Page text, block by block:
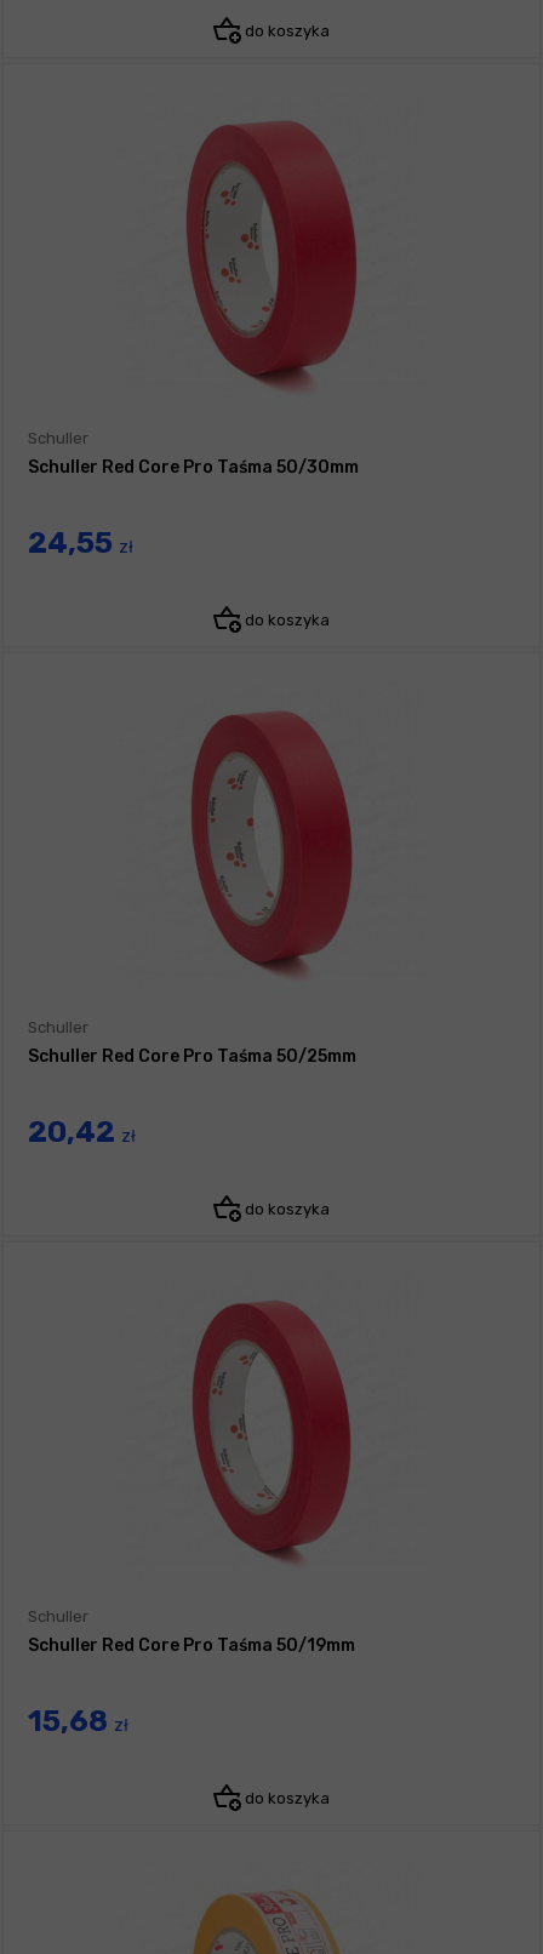
do koszyka
Schuller
Schuller Red Core Pro Taśma 50/30mm
24,55 zł
do koszyka
Schuller
Schuller Red Core Pro Taśma 50/25mm
20,42 zł
do koszyka
Schuller
Schuller Red Core Pro Taśma 50/19mm
15,68 zł
do koszyka